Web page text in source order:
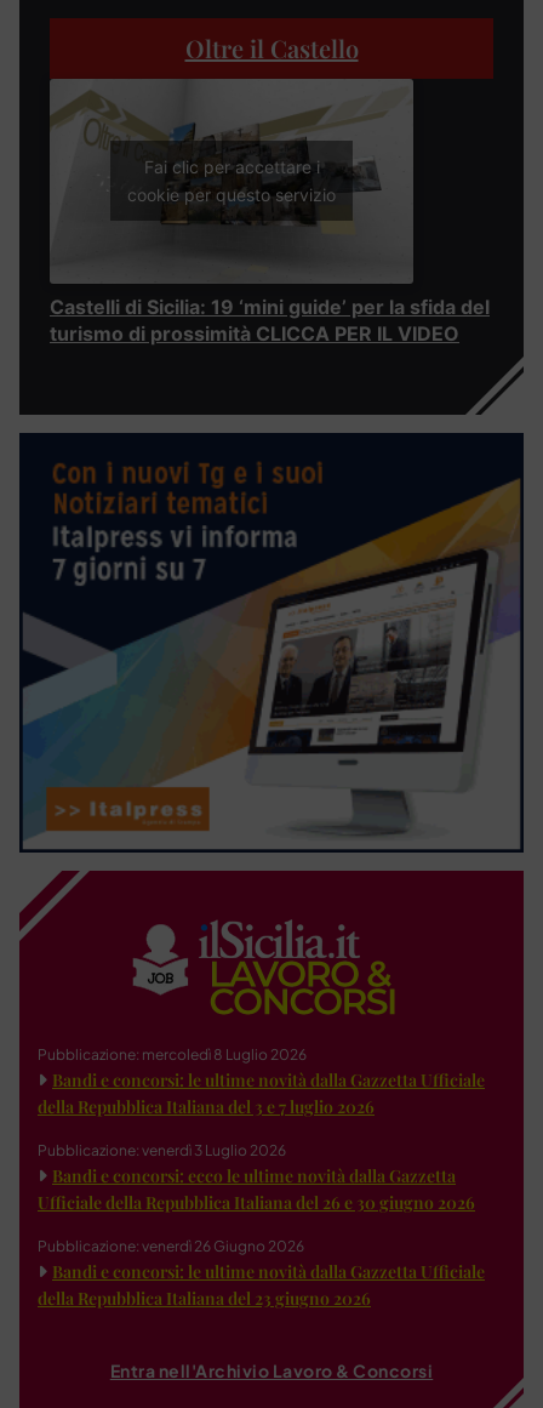
Oltre il Castello
Fai clic per accettare i
cookie per questo servizio
Castelli di Sicilia: 19 ‘mini guide’ per la sfida del
turismo di prossimità CLICCA PER IL VIDEO
Pubblicazione: mercoledì 8 Luglio 2026
Bandi e concorsi: le ultime novità dalla Gazzetta Ufficiale
della Repubblica Italiana del 3 e 7 luglio 2026
Pubblicazione: venerdì 3 Luglio 2026
Bandi e concorsi: ecco le ultime novità dalla Gazzetta
Ufficiale della Repubblica Italiana del 26 e 30 giugno 2026
Pubblicazione: venerdì 26 Giugno 2026
Bandi e concorsi: le ultime novità dalla Gazzetta Ufficiale
della Repubblica Italiana del 23 giugno 2026
Entra nell'Archivio Lavoro & Concorsi